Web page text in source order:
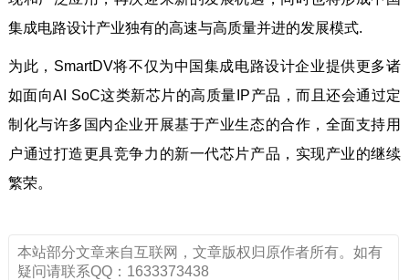
集成电路设计产业独有的高速与高质量并进的发展模式.
为此，SmartDV将不仅为中国集成电路设计企业提供更多诸
如面向AI SoC这类新芯片的高质量IP产品，而且还会通过定
制化与许多国内企业开展基于产业生态的合作，全面支持用
户通过打造更具竞争力的新一代芯片产品，实现产业的继续
繁荣。
本站部分文章来自互联网，文章版权归原作者所有。如有
疑问请联系QQ：1633373438